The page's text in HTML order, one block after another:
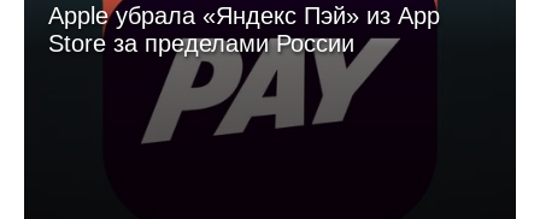
Apple убрала «Яндекс Пэй» из App
Store за пределами России